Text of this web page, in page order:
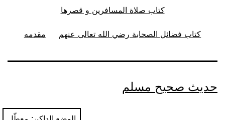
كتاب صلاة المسافرين و قصرها
كتاب فضائل الصحابة رضي الله تعالى عنهم مقدمه
حديث صحيح مسلم